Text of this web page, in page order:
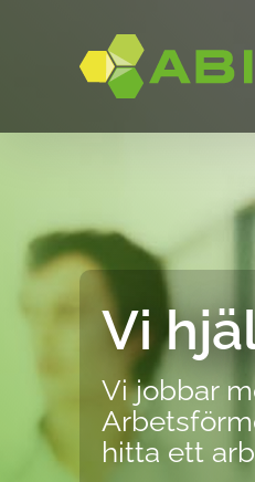
Vi
Vi jobbar
hitta ett